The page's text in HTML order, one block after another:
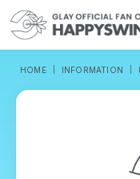
HOME INFORMATION